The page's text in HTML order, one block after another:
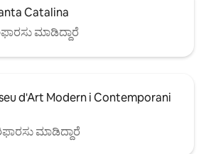
Catalina
ಮಾಡಿದ್ದಾರೆ
d'Art Modern i Contemporani
ಮಾಡಿದ್ದಾರೆ